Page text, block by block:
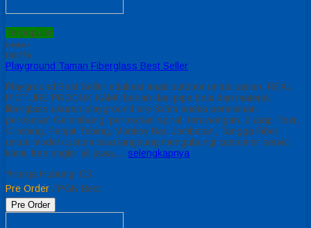
Terpopuler
Diskon
nan%
Playground Taman Fiberglass Best Seller
Playground Best Seller edukasi anak outdoor untuk taman. REAL
PICTURE PRODUK KAMI! bahan dari pipa besi dan material
fiberglass ukuran playground are 8x5m aneka permainan :
perosotan Gelombang, perosotan spiral, terowongan, 2 atap fiber,
Climbing, Panjat Tebing, Monkey Bar, Jembatan, Tangga Fiber.
untuk model custom bisa langsung mengubungi customer servic
kami. free ongkir all jawa,… selengkapnya
*Harga Hubungi CS
Pre Order / PGN Best
Pre Order